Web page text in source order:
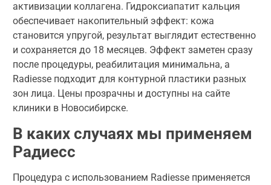
активизации коллагена. Гидроксиапатит кальция
обеспечивает накопительный эффект: кожа
становится упругой, результат выглядит естественно
и сохраняется до 18 месяцев. Эффект заметен сразу
после процедуры, реабилитация минимальна, а
Radiesse подходит для контурной пластики разных
зон лица. Цены прозрачны и доступны на сайте
клиники в Новосибирске.
В каких случаях мы применяем
Радиесс
Процедура с использованием Radiesse применяется